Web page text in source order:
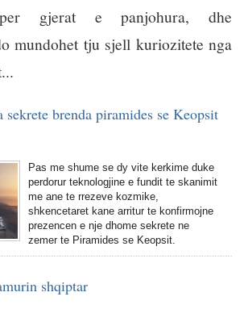
gjerat e panjohura, dhe
mundohet tju sjell kuriozitete nga
sekrete brenda piramides se Keopsit
Pas me shume se dy vite kerkime duke
perdorur teknologjine e fundit te skanimit
me ane te rrezeve kozmike,
shkencetaret kane arritur te konfirmojne
prezencen e nje dhome sekrete ne
zemer te Piramides se Keopsit.
shqiptar